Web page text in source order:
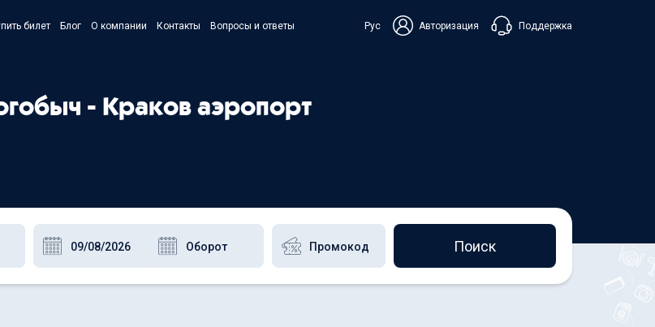
билет Блог О компании Контакты Вопросы и ответы Рус Авторизация Поддержка
Чат в Messenger
- Краков аэропорт
Поиск